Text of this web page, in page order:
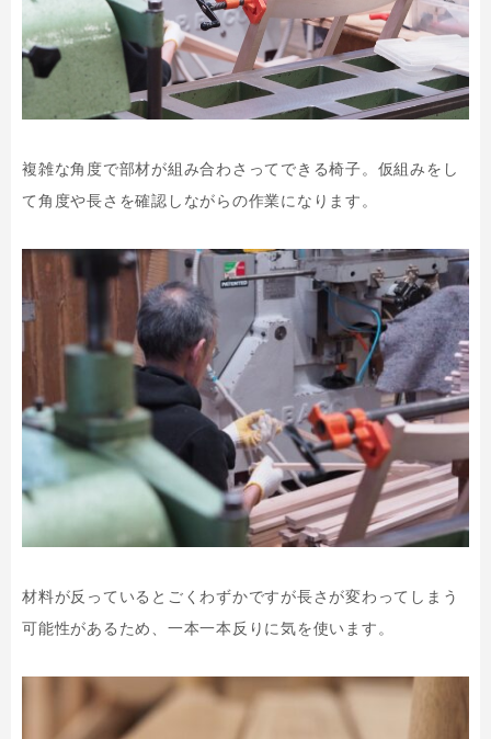
複雑な角度で部材が組み合わさってできる椅子。仮組みをし
て角度や長さを確認しながらの作業になります。
材料が反っているとごくわずかですが長さが変わってしまう
可能性があるため、一本一本反りに気を使います。